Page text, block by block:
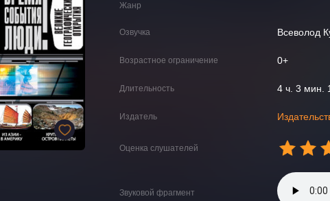
Жанр
Озвучка Всеволод
Возрастное ограничение 0+
Длительность 4 ч. 3 мин.
Издатель
Оценка слушателей
Звуковой фрагмент